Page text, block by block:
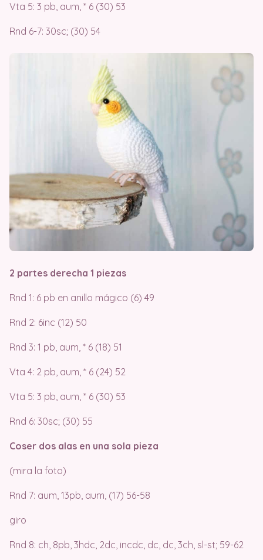
Vta 5: 3 pb, aum, * 6 (30) 53
Rnd 6-7: 30sc; (30) 54
2 partes derecha 1 piezas
Rnd 1: 6 pb en anillo mágico (6) 49
Rnd 2: 6inc (12) 50
Rnd 3: 1 pb, aum, * 6 (18) 51
Vta 4: 2 pb, aum, * 6 (24) 52
Vta 5: 3 pb, aum, * 6 (30) 53
Rnd 6: 30sc; (30) 55
Coser dos alas en una sola pieza
(mira la foto)
Rnd 7: aum, 13pb, aum, (17) 56-58
giro
Rnd 8: ch, 8pb, 3hdc, 2dc, incdc, dc, dc, 3ch, sl-st; 59-62